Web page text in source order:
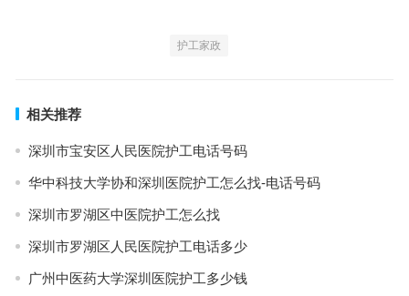
护工家政
相关推荐
深圳市宝安区人民医院护工电话号码
华中科技大学协和深圳医院护工怎么找-电话号码
深圳市罗湖区中医院护工怎么找
深圳市罗湖区人民医院护工电话多少
广州中医药大学深圳医院护工多少钱